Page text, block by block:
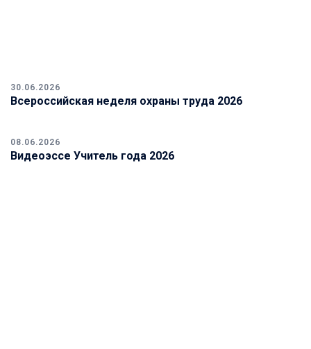
30.06.2026
Всероссийская неделя охраны труда 2026
08.06.2026
Видеоэссе Учитель года 2026